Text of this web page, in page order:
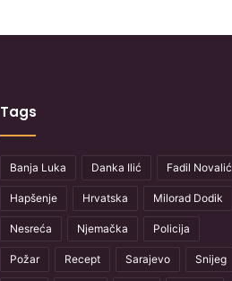
Tags
Banja Luka Danka Ilić Fadil Novalić
Hapšenje Hrvatska Milorad Dodik
Nesreća Njemačka Policija
Požar Recept Sarajevo Snijeg